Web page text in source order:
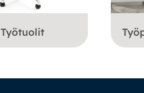
Työtuolit